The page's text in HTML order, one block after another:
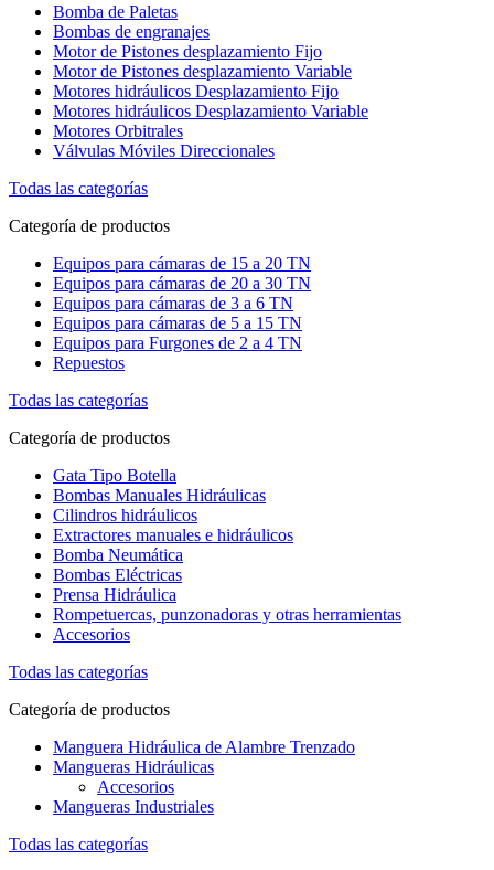
Bomba de Paletas
Bombas de engranajes
Motor de Pistones desplazamiento Fijo
Motor de Pistones desplazamiento Variable
Motores hidráulicos Desplazamiento Fijo
Motores hidráulicos Desplazamiento Variable
Motores Orbitrales
Válvulas Móviles Direccionales
Todas las categorías
Categoría de productos
Equipos para cámaras de 15 a 20 TN
Equipos para cámaras de 20 a 30 TN
Equipos para cámaras de 3 a 6 TN
Equipos para cámaras de 5 a 15 TN
Equipos para Furgones de 2 a 4 TN
Repuestos
Todas las categorías
Categoría de productos
Gata Tipo Botella
Bombas Manuales Hidráulicas
Cilindros hidráulicos
Extractores manuales e hidráulicos
Bomba Neumática
Bombas Eléctricas
Prensa Hidráulica
Rompetuercas, punzonadoras y otras herramientas
Accesorios
Todas las categorías
Categoría de productos
Manguera Hidráulica de Alambre Trenzado
Mangueras Hidráulicas
Accesorios
Mangueras Industriales
Todas las categorías